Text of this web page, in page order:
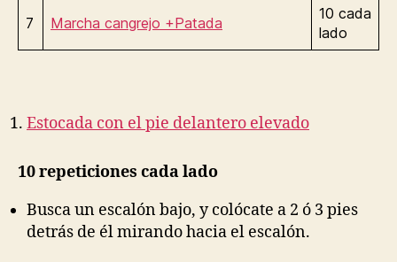
7 Marcha cangrejo +Patada
10 cada
lado
Estocada con el pie delantero elevado
10 repeticiones cada lado
Busca un escalón bajo, y colócate a 2 ó 3 pies
detrás de él mirando hacia el escalón.